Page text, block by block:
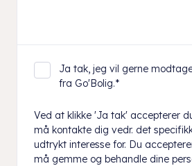
Ja tak, jeg vil gerne
fra Go'Bolig.*
Ved at klikke 'Ja tak' accepterer
må kontakte dig vedr. det
udtrykt interesse for. Du
må gemme og behandle dine